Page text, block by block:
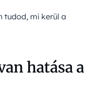
tudod, mi kerül a
hatása a